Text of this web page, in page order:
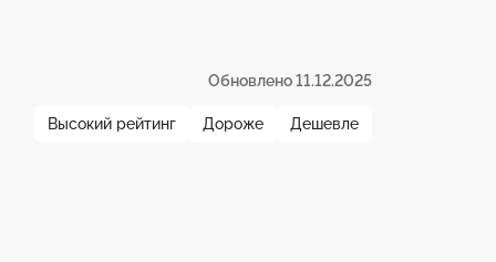
Обновлено 11.12.2025
Высокий рейтинг Дороже Дешевле